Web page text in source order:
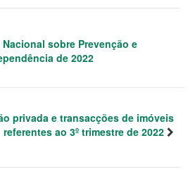
sobre Prevenção e
de 2022
privada e transacções de imóveis
referentes ao 3º trimestre de 2022